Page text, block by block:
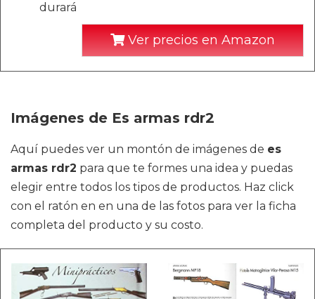
durará
Ver precios en Amazon
Imágenes de Es armas rdr2
Aquí puedes ver un montón de imágenes de es
armas rdr2 para que te formes una idea y puedas
elegir entre todos los tipos de productos. Haz click
con el ratón en en una de las fotos para ver la ficha
completa del producto y su costo.